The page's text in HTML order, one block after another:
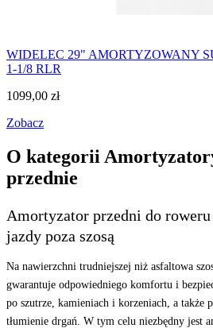
WIDELEC 29" AMORTYZOWANY
1-1/8 RLR
1099,00 zł
Zobacz
O kategorii
przednie
Amortyzator przedni do
jazdy poza szosą
Na nawierzchni trudniejszej niż asfaltowa
gwarantuje odpowiedniego komfortu i
po szutrze, kamieniach i korzeniach, a także
tłumienie drgań. W tym celu niezbędny jest